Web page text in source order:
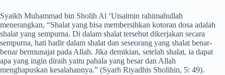
Syaikh Muhammad bin Sholih Al ‘Utsaimin rahimahullah
menerangkan, “Shalat yang bisa membersihkan kotoran dosa adalah
shalat yang sempurna. Di dalam shalat tersebut dikerjakan secara
sempurna, hati hadir dalam shalat dan seseorang yang shalat benar-
benar bermunajat pada Allah. Jika demikian, setelah shalat, ia dapat
apa yang ingin diraih yaitu pahala yang besar dan Allah
menghapuskan kesalahannya.” (Syarh Riyadhis Sholihin, 5: 49).